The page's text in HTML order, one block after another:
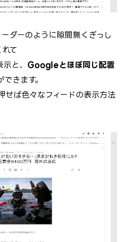
ダーのように隙間無くぎっし
て
と、 Googleとほぼ同じ配置
きます。
せば色々なフィードの表示方法